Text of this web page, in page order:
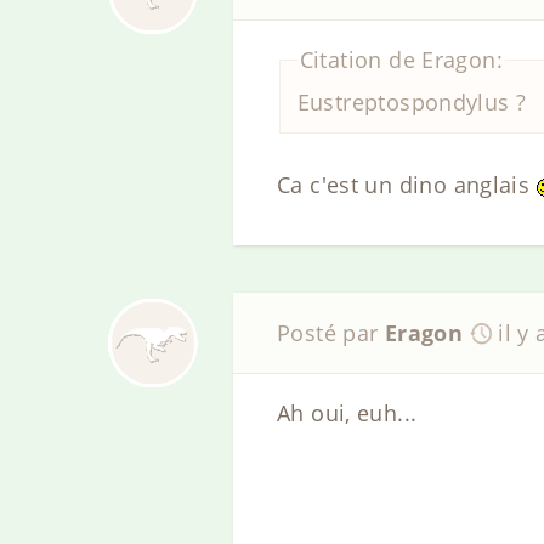
Citation de Eragon:
Eustreptospondylus ?
Ca c'est un dino anglais
Posté par Eragon il y
Ah oui, euh...